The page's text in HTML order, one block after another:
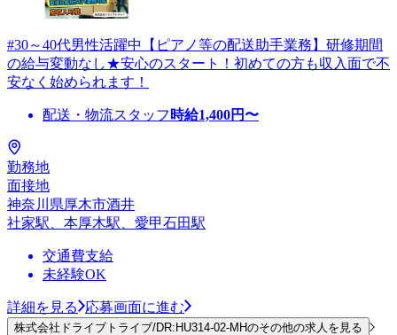
#30～40代男性活躍中【ピアノ等の配送助手業務】研修期間
の給与変動なし★安心のスタート！初めての方も収入面で不
安なく始められます！
配送・物流スタッフ 時給1,400円〜
勤務地
面接地
神奈川県厚木市酒井
社家駅、本厚木駅、愛甲石田駅
交通費支給
未経験OK
詳細を見る 応募画面に進む
株式会社ドライブトライブ/DR:HU314-02-MHのその他の求人を見る